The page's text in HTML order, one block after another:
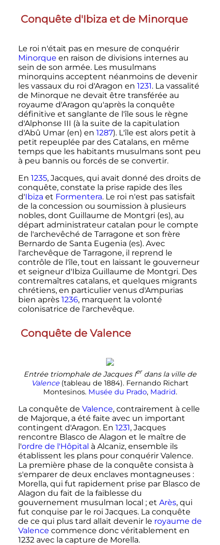
Conquête d'Ibiza et de Minorque
Le roi n'était pas en mesure de conquérir
Minorque en raison de divisions internes au
sein de son armée. Les musulmans
minorquins acceptent néanmoins de devenir
les vassaux du roi d'Aragon en 1231. La vassalité
de Minorque ne devait être transférée au
royaume d'Aragon qu'après la conquête
définitive et sanglante de l'île sous le règne
d'Alphonse III (à la suite de la capitulation
d'Abû Umar (en) en 1287). L'île est alors petit à
petit repeuplée par des Catalans, en même
temps que les habitants musulmans sont peu
à peu bannis ou forcés de se convertir.
En 1235, Jacques, qui avait donné des droits de
conquête, constate la prise rapide des îles
d'Ibiza et Formentera. Le roi n'est pas satisfait
de la concession ou soumission à plusieurs
nobles, dont Guillaume de Montgri (es), au
départ administrateur catalan pour le compte
de l'archevêché de Tarragone et son frère
Bernardo de Santa Eugenia (es). Avec
l'archevêque de Tarragone, il reprend le
contrôle de l'île, tout en laissant le gouverneur
et seigneur d'Ibiza Guillaume de Montgri. Des
contremaîtres catalans, et quelques migrants
chrétiens, en particulier venus d'Ampurias
bien après 1236, marquent la volonté
colonisatrice de l'archevêque.
Conquête de Valence
Entrée triomphale de Jacques Ierdans la ville de
Valence (tableau de 1884). Fernando Richart
Montesinos. Musée du Prado, Madrid.
La conquête de Valence, contrairement à celle
de Majorque, a été faite avec un important
contingent d'Aragon. En 1231, Jacques
rencontre Blasco de Alagon et le maître de
l'ordre de l'Hôpital à Alcaniz, ensemble ils
établissent les plans pour conquérir Valence.
La première phase de la conquête consista à
s'emparer de deux enclaves montagneuses :
Morella, qui fut rapidement prise par Blasco de
Alagon du fait de la faiblesse du
gouvernement musulman local ; et Arès, qui
fut conquise par le roi Jacques. La conquête
de ce qui plus tard allait devenir le royaume de
Valence commence donc véritablement en
1232 avec la capture de Morella.